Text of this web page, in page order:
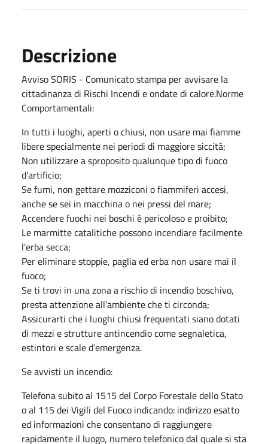
Descrizione
Avviso SORIS - Comunicato stampa per avvisare la
cittadinanza di Rischi Incendi e ondate di calore.Norme
Comportamentali:
In tutti i luoghi, aperti o chiusi, non usare mai fiamme
libere specialmente nei periodi di maggiore siccità;
Non utilizzare a sproposito qualunque tipo di fuoco
d’artificio;
Se fumi, non gettare mozziconi o fiammiferi accesi,
anche se sei in macchina o nei pressi del mare;
Accendere fuochi nei boschi è pericoloso e proibito;
Le marmitte catalitiche possono incendiare facilmente
l'erba secca;
Per eliminare stoppie, paglia ed erba non usare mai il
fuoco;
Se ti trovi in una zona a rischio di incendio boschivo,
presta attenzione all’ambiente che ti circonda;
Assicurarti che i luoghi chiusi frequentati siano dotati
di mezzi e strutture antincendio come segnaletica,
estintori e scale d’emergenza.
Se avvisti un incendio:
Telefona subito al 1515 del Corpo Forestale dello Stato
o al 115 dei Vigili del Fuoco indicando: indirizzo esatto
ed informazioni che consentano di raggiungere
rapidamente il luogo, numero telefonico dal quale si sta